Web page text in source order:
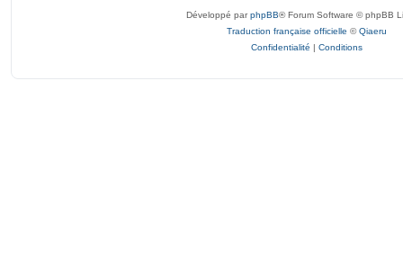
Développé parphpBB® Forum Software © phpBB
Traduction française officielle ©Qiaeru
Confidentialité | Conditions